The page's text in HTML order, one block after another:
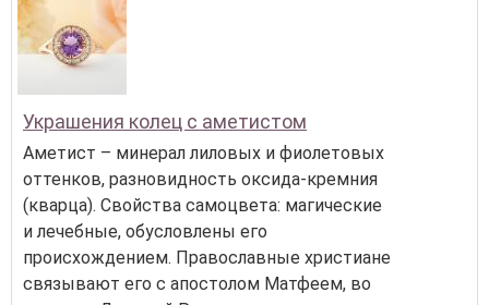
Украшения колец с аметистом
Аметист – минерал лиловых и фиолетовых
оттенков, разновидность оксида-кремния
(кварца). Свойства самоцвета: магические
и лечебные, обусловлены его
происхождением. Православные христиане
связывают его с апостолом Матфеем, во